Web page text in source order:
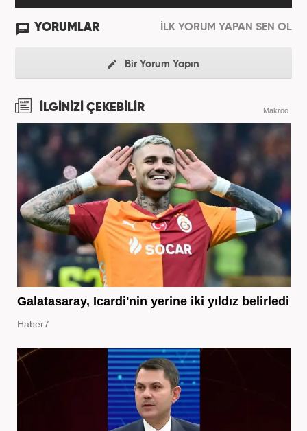
YORUMLAR İLK YORUM YAPAN SEN OL
Bir Yorum Yapın
İLGİNİZİ ÇEKEBİLİR Makroo
Galatasaray, Icardi'nin yerine iki yıldız belirledi
Haber7